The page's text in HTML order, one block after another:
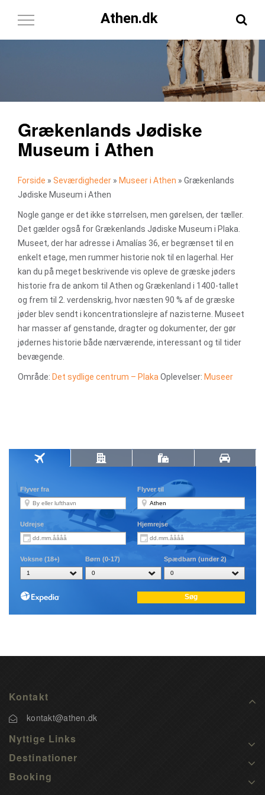
Athen.dk
Toggle
Grækenlands Jødiske
Museum i Athen
Forside » Seværdigheder » Museer i Athen » Grækenlands
Jødiske Museum i Athen
Nogle gange er det ikke størrelsen, men gørelsen, der tæller.
Det gælder også for Grækenlands Jødiske Museum i Plaka.
Museet, der har adresse i Amalías 36, er begrænset til en
enkelt etage, men rummer historie nok til en lagerhal. Her
kan du på meget beskrivende vis opleve de græske jøders
historie fra de ankom til Athen og Grækenland i 1400-tallet
og frem til 2. verdenskrig, hvor næsten 90 % af de græske
jøder blev sendt i koncentrationslejre af nazisterne. Museet
har masser af genstande, dragter og dokumenter, der gør
jødernes historie både nærværende, interessant og til tider
bevægende.
Område: Det sydlige centrum – Plaka Oplevelser: Museer
Kontakt
kontakt@athen.dk
Nyttige Links
Destinationer
Booking